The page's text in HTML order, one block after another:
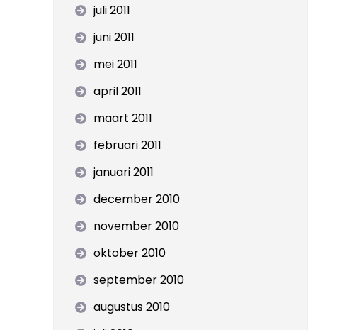
juli 2011
juni 2011
mei 2011
april 2011
maart 2011
februari 2011
januari 2011
december 2010
november 2010
oktober 2010
september 2010
augustus 2010